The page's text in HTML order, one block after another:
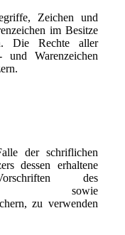
Zeichen und
im Besitze
Die Rechte aller
und Warenzeichen
der schriflichen
dessen erhaltene
des
sowie
zu verwenden